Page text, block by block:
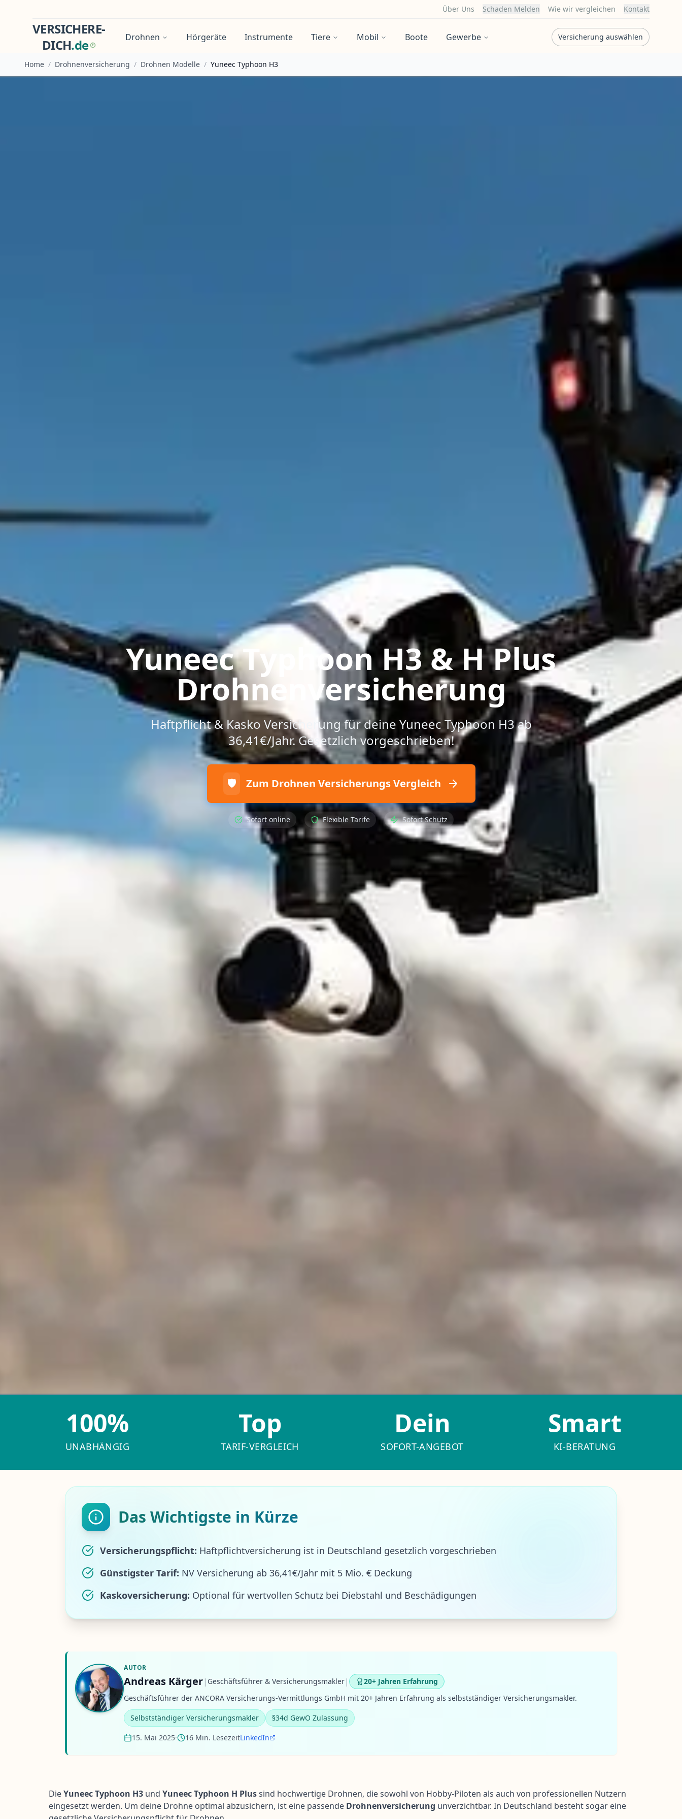
Über Uns Schaden Melden Wie wir vergleichen Kontakt
VERSICHERE-
DICH.de Drohnen Hörgeräte Instrumente Tiere Mobil Boote Gewerbe Versicherung auswählen
Home / Drohnenversicherung / Drohnen Modelle / Yuneec Typhoon H3
Yuneec Typhoon H3 & H Plus
Drohnenversicherung
Haftpflicht & Kasko Versicherung für deine Yuneec Typhoon H3 ab
36,41€/Jahr. Gesetzlich vorgeschrieben!
🛡️ Zum Drohnen Versicherungs Vergleich
Sofort online Flexible Tarife Sofort Schutz
100%
UNABHÄNGIG
Top
TARIF-VERGLEICH
Dein
SOFORT-ANGEBOT
Smart
KI-BERATUNG
Das Wichtigste in Kürze
Versicherungspflicht: Haftpflichtversicherung ist in Deutschland gesetzlich vorgeschrieben
Günstigster Tarif: NV Versicherung ab 36,41€/Jahr mit 5 Mio. € Deckung
Kaskoversicherung: Optional für wertvollen Schutz bei Diebstahl und Beschädigungen
AUTOR
Andreas Kärger| Geschäftsführer & Versicherungsmakler |
20+ Jahren Erfahrung
Geschäftsführer der ANCORA Versicherungs-Vermittlungs GmbH mit 20+ Jahren Erfahrung als selbstständiger Versicherungsmakler.
Selbstständiger Versicherungsmakler §34d GewO Zulassung
15. Mai 2025· 16 Min. LesezeitLinkedIn
DieYuneec Typhoon H3 und Yuneec Typhoon H Plussind hochwertige Drohnen, die sowohl von Hobby-Piloten als auch von professionellen Nutzern
eingesetzt werden. Um deine Drohne optimal abzusichern, ist eine passende Drohnenversicherung unverzichtbar. In Deutschland besteht sogar eine